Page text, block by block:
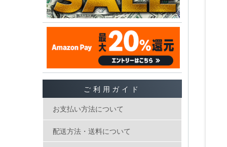
ご利用ガイド
お支払い方法について
配送方法・送料について